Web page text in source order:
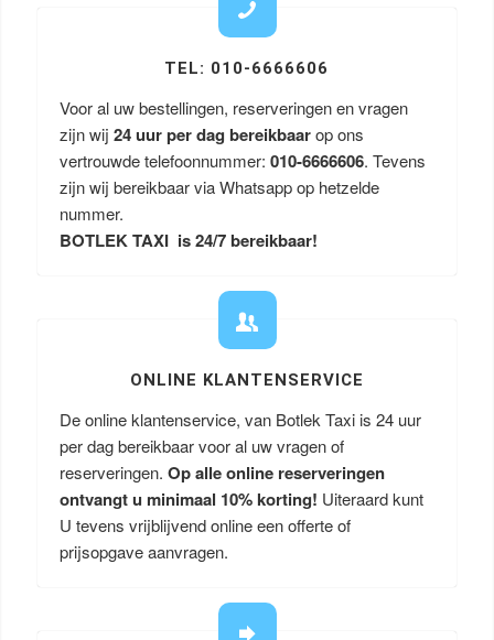
TEL: 010-6666606
Voor al uw bestellingen, reserveringen en vragen
zijn wij 24 uur per dag bereikbaarop ons
vertrouwde telefoonnummer: 010-6666606. Tevens
zijn wij bereikbaar via Whatsapp op hetzelde
nummer.
BOTLEK TAXI is 24/7 bereikbaar!
ONLINE KLANTENSERVICE
De online klantenservice, van Botlek Taxi is 24 uur
per dag bereikbaar voor al uw vragen of
reserveringen. Op alle online reserveringen
ontvangt u minimaal 10% korting! Uiteraard kunt
U tevens vrijblijvend online een offerte of
prijsopgave aanvragen.